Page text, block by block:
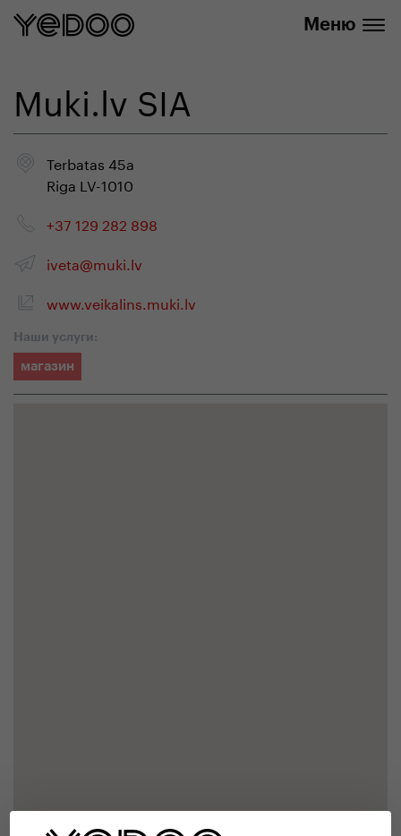
Меню
Muki.lv SIA
Terbatas 45a
Riga LV-1010
+37 129 282 898
iveta@muki.lv
www.veikalins.muki.lv
Наши услуги:
магазин